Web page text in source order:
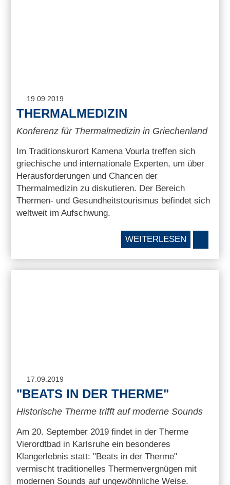
19.09.2019
THERMALMEDIZIN
Konferenz für Thermalmedizin in Griechenland
Im Traditionskurort Kamena Vourla treffen sich
griechische und internationale Experten, um über
Herausforderungen und Chancen der
Thermalmedizin zu diskutieren. Der Bereich
Thermen- und Gesundheitstourismus befindet sich
weltweit im Aufschwung.
WEITERLESEN
17.09.2019
"BEATS IN DER THERME"
Historische Therme trifft auf moderne Sounds
Am 20. September 2019 findet in der Therme
Vierordtbad in Karlsruhe ein besonderes
Klangerlebnis statt: "Beats in der Therme"
vermischt traditionelles Thermenvergnügen mit
modernen Sounds auf ungewöhnliche Weise.